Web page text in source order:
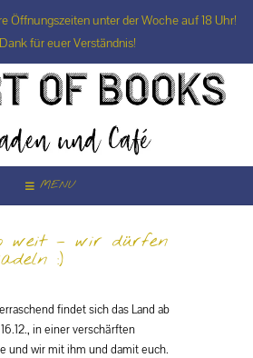
Öffnungszeiten unter der Woche auf 18 Uhr!
für euer Verständnis!
MENU
weit – wir dürfen
:)
findet sich das Land ab
in einer verschärften
und wir mit ihm und damit euch.